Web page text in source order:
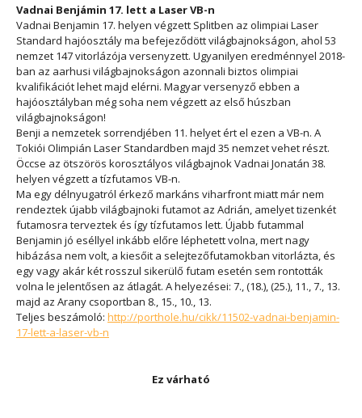
Vadnai Benjámin 17. lett a Laser VB-n
Vadnai Benjamin 17. helyen végzett Splitben az olimpiai Laser
Standard hajóosztály ma befejeződött világbajnokságon, ahol 53
nemzet 147 vitorlázója versenyzett. Ugyanilyen eredménnyel 2018-
ban az aarhusi világbajnokságon azonnali biztos olimpiai
kvalifikációt lehet majd elérni. Magyar versenyző ebben a
hajóosztályban még soha nem végzett az első húszban
világbajnokságon!
Benji a nemzetek sorrendjében 11. helyet ért el ezen a VB-n. A
Tokiói Olimpián Laser Standardben majd 35 nemzet vehet részt.
Öccse az ötszörös korosztályos világbajnok Vadnai Jonatán 38.
helyen végzett a tízfutamos VB-n.
Ma egy délnyugatról érkező markáns viharfront miatt már nem
rendeztek újabb világbajnoki futamot az Adrián, amelyet tizenkét
futamosra terveztek és így tízfutamos lett. Újabb futammal
Benjamin jó eséllyel inkább előre léphetett volna, mert nagy
hibázása nem volt, a kiesőit a selejtezőfutamokban vitorlázta, és
egy vagy akár két rosszul sikerülő futam esetén sem rontották
volna le jelentősen az átlagát. A helyezései: 7., (18.), (25.), 11., 7., 13.
majd az Arany csoportban 8., 15., 10., 13.
Teljes beszámoló: http://porthole.hu/cikk/11502-vadnai-benjamin-
17-lett-a-laser-vb-n
Ez várható